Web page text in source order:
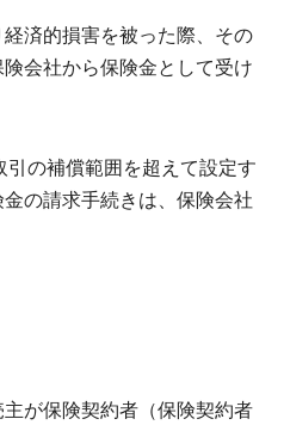
済的損害を被った際、その
会社から保険金として受け
の補償範囲を超えて設定す
の請求手続きは、保険会社
が保険契約者（保険契約者